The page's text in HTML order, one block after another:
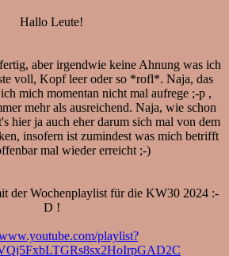
Hallo Leute!
aber irgendwie keine Ahnung was ich
voll, Kopf leer oder so *rofl*. Naja, das
mich momentan nicht mal aufrege ;-p ,
mehr als ausreichend. Naja, wie schon
hier ja auch eher darum sich mal von dem
insofern ist zumindest was mich betrifft
mal wieder erreicht ;-)
der Wochenplaylist für die KW30 2024 :-
D !
playlist?